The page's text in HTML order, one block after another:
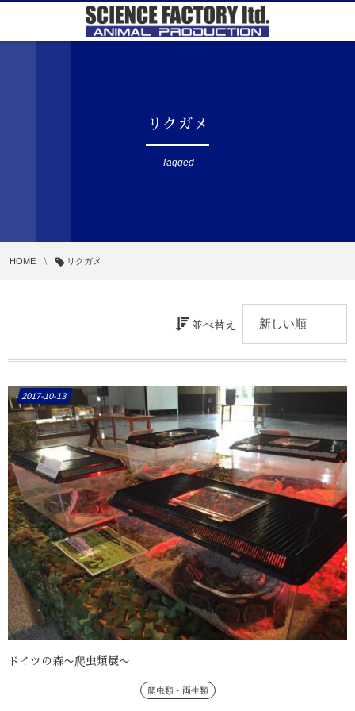
リクガメ
Tagged
HOME リクガメ
並べ替え
2017-10-13
ドイツの森〜爬虫類展〜
爬虫類・両生類